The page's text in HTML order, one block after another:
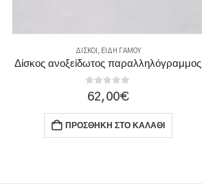
ΔΊΣΚΟΙ ΕΊΔΗ ΓΆΜΟΥ
Δίσκος ανοξείδωτος παραλληλόγραμμος
0out of 5
62,00€
ΠΡΟΣΘΉΚΗ ΣΤΟ ΚΑΛΆΘΙ